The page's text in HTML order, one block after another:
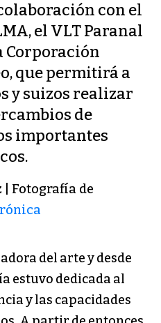
con el
el VLT Paranal
Corporación
que permitirá a
y suizos realizar
de
importantes
Fotografía de
del arte y desde
estuvo dedicada al
y las capacidades